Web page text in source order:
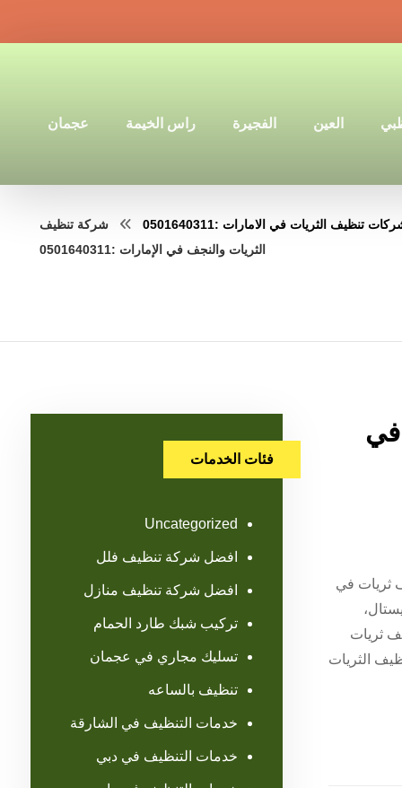
العين الفجيرة راس الخيمة عجمان
تنظيف الثريات في الامارات :0501640311
شركة تنظيف
الثريات والنجف في الإمارات :0501640311
في
ثريات في
ثريات
الثريات
فئات الخدمات
Uncategorized
افضل شركة تنظيف فلل
افضل شركة تنظيف منازل
تركيب شبك طارد الحمام
تسليك مجاري في عجمان
تنظيف بالساعه
خدمات التنظيف في الشارقة
خدمات التنظيف في دبي